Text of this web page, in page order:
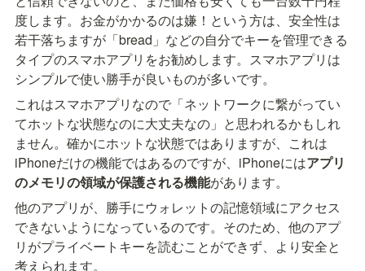
度します。お金がかかるのは嫌！という方は、安全性は
若干落ちますが「bread」などの自分でキーを管理できる
タイプのスマホアプリをお勧めします。スマホアプリは
シンプルで使い勝手が良いものが多いです。
これはスマホアプリなので「ネットワークに繋がってい
てホットな状態なのに大丈夫なの」と思われるかもしれ
ません。確かにホットな状態ではありますが、これは
iPhoneだけの機能ではあるのですが、iPhoneにはアプリ
のメモリの領域が保護される機能があります。
他のアプリが、勝手にウォレットの記憶領域にアクセス
できないようになっているのです。そのため、他のアプ
リがプライベートキーを読むことができず、より安全と
考えられます。